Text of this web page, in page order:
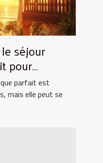
séjour
pour
parfait est
mais elle peut se